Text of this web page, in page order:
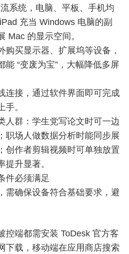
系统，电脑、平板、手机均
充当 Windows 电脑的副
Mac 的显示空间。
购买显示器、扩展坞等设备，
能 “变废为宝”，大幅降低多屏
连接，通过软件界面即可完成
。
人群：学生党写论文时可一边
职场人做数据分析时能同步展
创作者剪辑视频时可单独放置
提升显著。
件必须满足
需确保设备符合基础要求，避
控端都需安装 ToDesk 官方客
下载，移动端在应用商店搜索